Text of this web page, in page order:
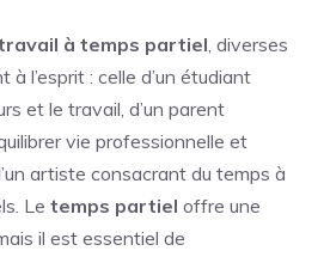
à temps partiel, diverses
l’esprit : celle d’un étudiant
et le travail, d’un parent
vie professionnelle et
artiste consacrant du temps à
Le temps partiel offre une
il est essentiel de